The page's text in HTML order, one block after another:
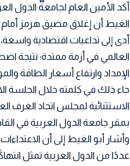
أكد الأمين العام لجامعة الدول
الغيط أن إغلاق مضيق هرمز أمام
أدى إلى تداعيات اقتصادية
العالمي في أزمة ممتدة؛ نتيجة
الإمداد وارتفاع أسعار الطاقة
جاء ذلك في كلمته خلال الجلسة
الاستثنائية لمجلس اتحاد الغرف
بمقر جامعة الدول العربية في
وأشار أبو الغيط إلى أن
عددًا من الدول العربية تمثل